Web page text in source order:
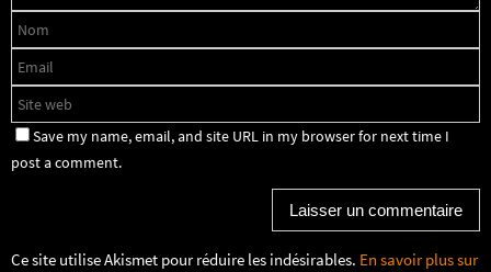
Save my name, email, and site URL in my browser for next time I
post a comment.
Ce site utilise Akismet pour réduire les indésirables. En savoir plus sur